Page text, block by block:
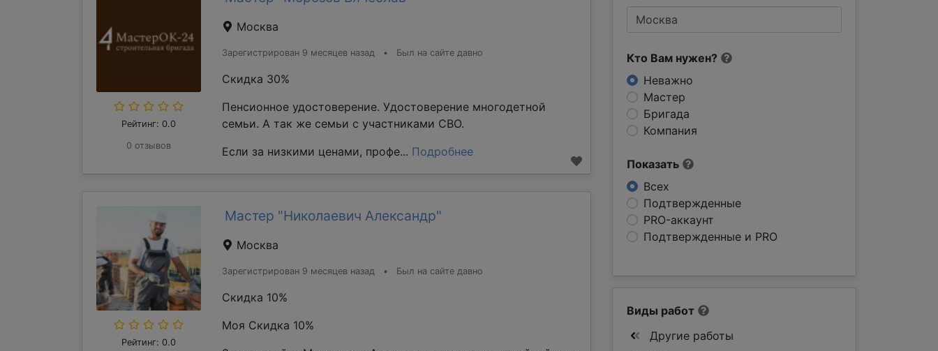
Кто Вам нужен?
Неважно
Мастер
Бригада
Компания
Показать
Всех
Подтвержденные
PRO-аккаунт
Подтвержденные и PRO
Рейтинг: 0.0
0 отзывов
Москва
Зарегистрирован 9 месяцев назад • Был на сайте давно
Скидка 30%
Пенсионное удостоверение. Удостоверение многодетной
семьи. А так же семьи с участниками СВО.
Если за низкими ценами, профе... Подробнее
Рейтинг: 0.0
Мастер "Николаевич Александр"
Москва
Зарегистрирован 9 месяцев назад • Был на сайте давно
Скидка 10%
Моя Скидка 10%
Виды работ
Другие работы